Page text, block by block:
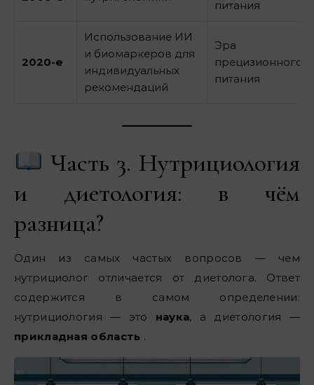
питания
2020-е
Использование ИИ
и биомаркеров для
индивидуальных
рекомендаций
Эра
прецизионного
питания
Часть 3. Нутрициология
и диетология: в чём
разница?
Один из самых частых вопросов — чем
нутрициолог отличается от диетолога. Ответ
содержится в самом определении:
нутрициология — это наука, а диетология —
прикладная область .